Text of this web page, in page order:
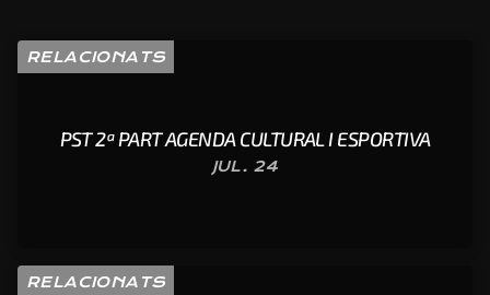
RELACIONATS
PST 2ª PART AGENDA CULTURAL I ESPORTIVA
JUL. 24
RELACIONATS